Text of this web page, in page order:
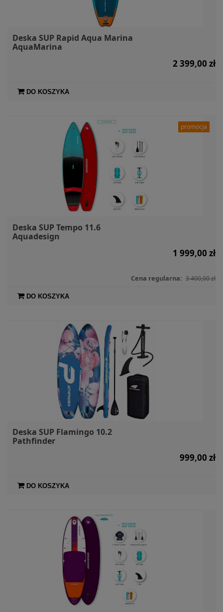
Deska SUP Rapid Aqua Marina
AquaMarina
2 399,00 zł
DO KOSZYKA
Deska SUP Tempo 11.6
Aquadesign
1 999,00 zł
Cena regularna: 3 400,00 zł
DO KOSZYKA
promocja
Deska SUP Flamingo 10.2
Pathfinder
999,00 zł
DO KOSZYKA